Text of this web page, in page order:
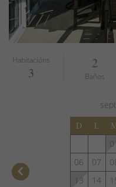
Habitacións
3
2
Baños
keyboard_arrow_left
D
L
01
06
07
13
14